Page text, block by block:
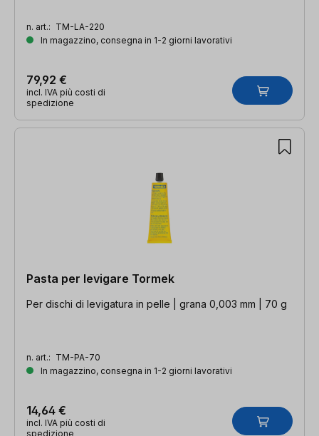
n. art.: TM-LA-220
In magazzino, consegna in 1-2 giorni lavorativi
79,92 €
incl. IVA più costi di
spedizione
Pasta per levigare Tormek
Per dischi di levigatura in pelle | grana 0,003 mm | 70 g
n. art.: TM-PA-70
In magazzino, consegna in 1-2 giorni lavorativi
14,64 €
incl. IVA più costi di
spedizione